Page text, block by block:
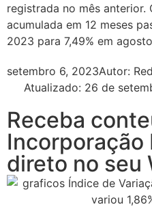
registrada no mês anterior.
acumulada em 12 meses
2023 para 7,49% em
setembro 6, 2023Autor:
Atualizado: 26 de
Receba
Incorporação
direto no seu